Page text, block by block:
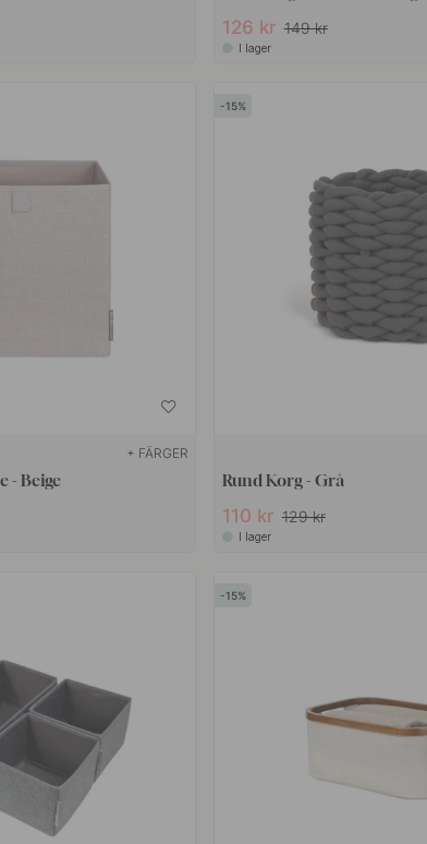
126 kr 149 kr
I lager
+ FÄRGER
- Beige
15
Rund Korg - Grå
110 kr 129 kr
I lager
15